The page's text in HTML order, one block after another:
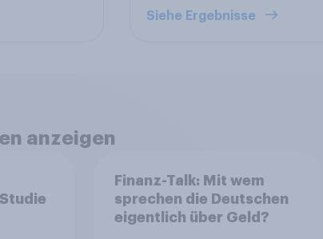
Siehe Ergebnisse
anzeigen
Finanz-Talk: Mit wem
sprechen die Deutschen
eigentlich über Geld?